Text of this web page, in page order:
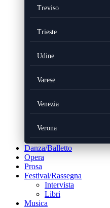
Treviso
Trieste
Udine
Varese
Venezia
Verona
Danza/Balletto
Opera
Prosa
Festival/Rassegna
Intervista
Libri
Musica